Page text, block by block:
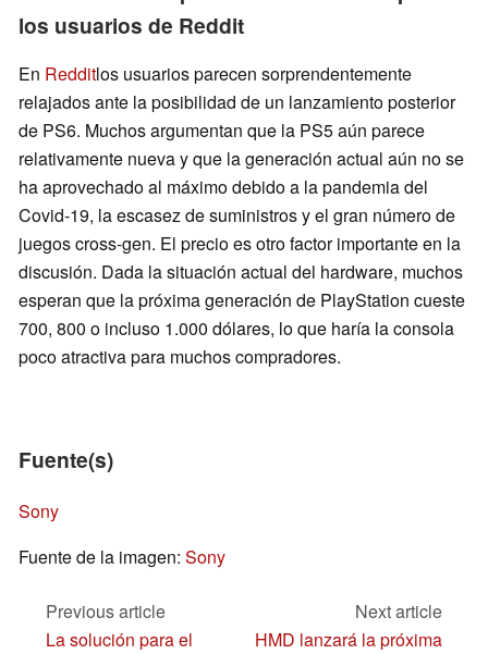
los usuarios de Reddit
En Redditlos usuarios parecen sorprendentemente
relajados ante la posibilidad de un lanzamiento posterior
de PS6. Muchos argumentan que la PS5 aún parece
relativamente nueva y que la generación actual aún no se
ha aprovechado al máximo debido a la pandemia del
Covid-19, la escasez de suministros y el gran número de
juegos cross-gen. El precio es otro factor importante en la
discusión. Dada la situación actual del hardware, muchos
esperan que la próxima generación de PlayStation cueste
700, 800 o incluso 1.000 dólares, lo que haría la consola
poco atractiva para muchos compradores.
Fuente(s)
Sony
Fuente de la imagen: Sony
Previous article
La solución para el
Next article
HMD lanzará la próxima